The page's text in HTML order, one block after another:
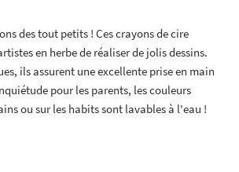
des tout petits ! Ces crayons de cire
en herbe de réaliser de jolis dessins.
ils assurent une excellente prise en main
pour les parents, les couleurs
ou sur les habits sont lavables à l'eau !